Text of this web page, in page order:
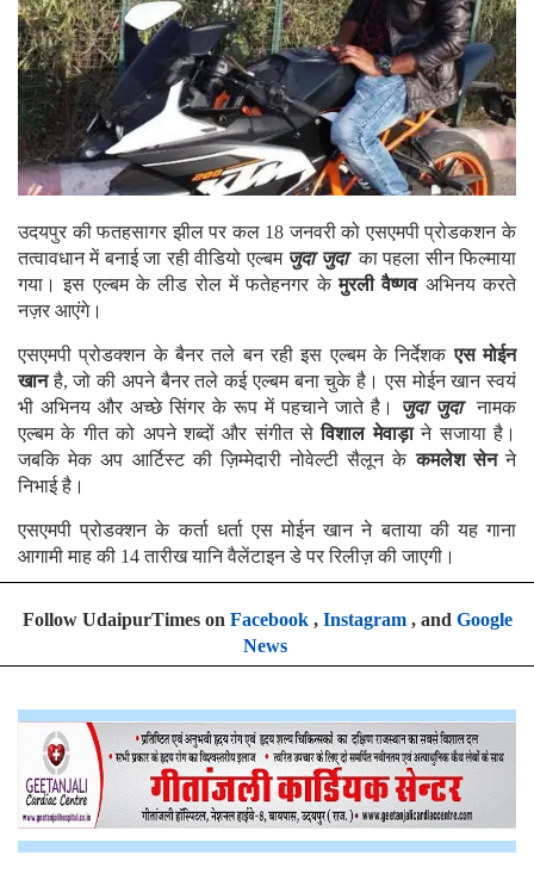
उदयपुर की फतहसागर झील पर कल 18 जनवरी को एसएमपी प्रोडकशन के
तत्वावधान में बनाई जा रही वीडियो एल्बम जुदा जुदाका पहला सीन फिल्माया
गया। इस एल्बम के लीड रोल में फतेहनगर केमुरली वैष्णवअभिनय करते
नज़र आएंगे।
एसएमपी प्रोडक्शन के बैनर तले बन रही इस एल्बम के निर्देशकएस मोईन
खानहै, जो की अपने बैनर तले कई एल्बम बना चुके है। एस मोईन खान स्वयं
भी अभिनय और अच्छे सिंगर के रूप में पहचाने जाते है।
जुदा जुदानामक
एल्बम के गीत को अपने शब्दों और संगीत सेविशाल मेवाड़ाने सजाया है।
जबकि मेक अप आर्टिस्ट की ज़िम्मेदारी नोवेल्टी सैलून केकमलेश सेनने
निभाई है।
एसएमपी प्रोडक्शन के कर्ता धर्ता एस मोईन खान ने बताया की यह गाना
आगामी माह की 14 तारीख यानि वैलेंटाइन डे पर रिलीज़ की जाएगी।
Follow UdaipurTimes on Facebook, Instagram, and Google
News